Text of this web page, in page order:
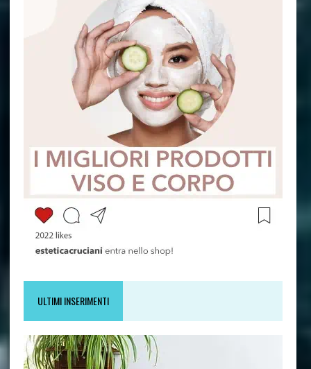
ULTIMI INSERIMENTI